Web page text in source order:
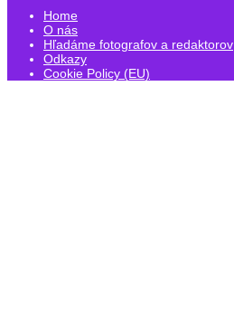
Home
O nás
Hľadáme fotografov a redaktorov
Odkazy
Cookie Policy (EU)